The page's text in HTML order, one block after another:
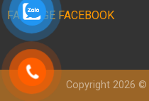
FANPAGE FACEBOOK
Copyright 2026 ©